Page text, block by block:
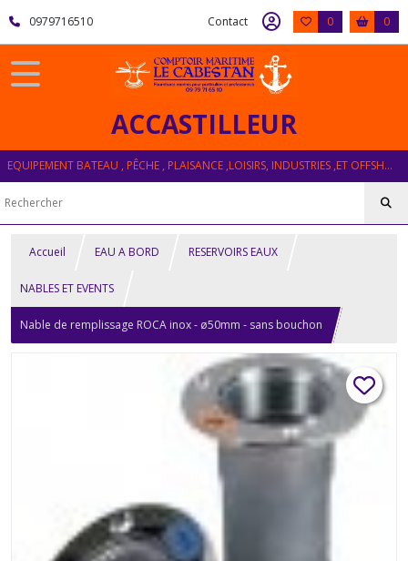
0979716510 Contact 0 0
ACCASTILLEUR
EQUIPEMENT BATEAU , PÊCHE , PLAISANCE ,LOISIRS, INDUSTRIES ,ET OFFSHORE
Accueil EAU A BORD RESERVOIRS EAUX
NABLES ET EVENTS
Nable de remplissage ROCA inox - ø50mm - sans bouchon